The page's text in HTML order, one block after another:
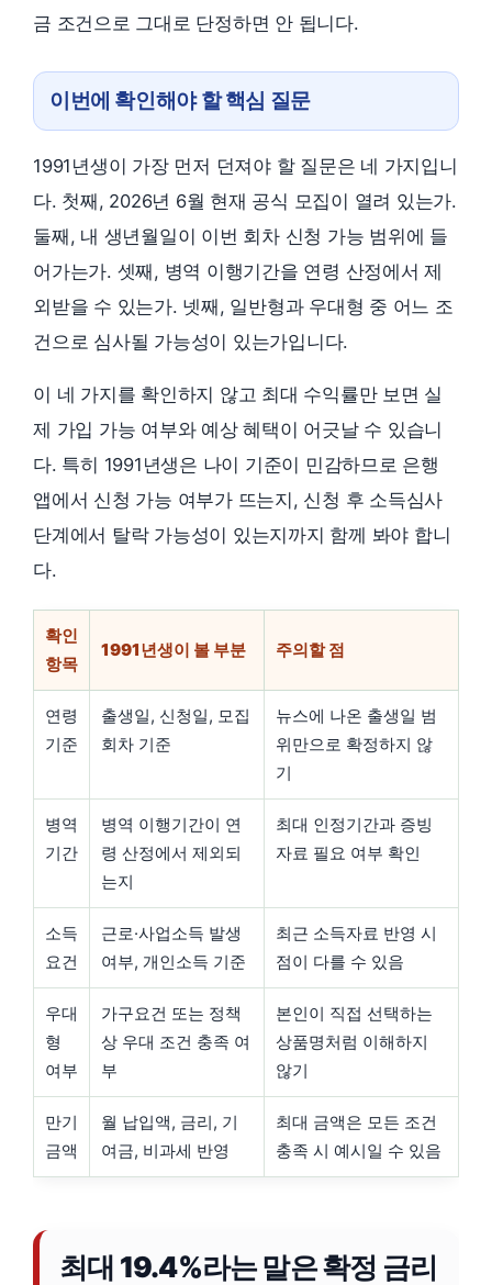
금 조건으로 그대로 단정하면 안 됩니다.
이번에 확인해야 할 핵심 질문
1991년생이 가장 먼저 던져야 할 질문은 네 가지입니
다. 첫째, 2026년 6월 현재 공식 모집이 열려 있는가.
둘째, 내 생년월일이 이번 회차 신청 가능 범위에 들
어가는가. 셋째, 병역 이행기간을 연령 산정에서 제
외받을 수 있는가. 넷째, 일반형과 우대형 중 어느 조
건으로 심사될 가능성이 있는가입니다.
이 네 가지를 확인하지 않고 최대 수익률만 보면 실
제 가입 가능 여부와 예상 혜택이 어긋날 수 있습니
다. 특히 1991년생은 나이 기준이 민감하므로 은행
앱에서 신청 가능 여부가 뜨는지, 신청 후 소득심사
단계에서 탈락 가능성이 있는지까지 함께 봐야 합니
다.
확인
항목
1991년생이 볼 부분 주의할 점
연령
기준
출생일, 신청일, 모집
회차 기준
뉴스에 나온 출생일 범
위만으로 확정하지 않
기
병역
기간
병역 이행기간이 연
령 산정에서 제외되
는지
최대 인정기간과 증빙
자료 필요 여부 확인
소득
요건
근로·사업소득 발생
여부, 개인소득 기준
최근 소득자료 반영 시
점이 다를 수 있음
우대
형
여부
가구요건 또는 정책
상 우대 조건 충족 여
부
본인이 직접 선택하는
상품명처럼 이해하지
않기
만기
금액
월 납입액, 금리, 기
여금, 비과세 반영
최대 금액은 모든 조건
충족 시 예시일 수 있음
최대 19.4%라는 말은 확정 금리